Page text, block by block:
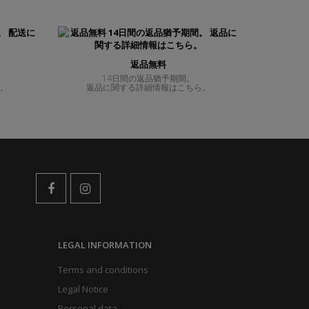
返品無料
14日間の返品猶予期間。
返品に関する詳細情報はこちら。
LEGAL INFORMATION
Terms and conditions
Legal Notice